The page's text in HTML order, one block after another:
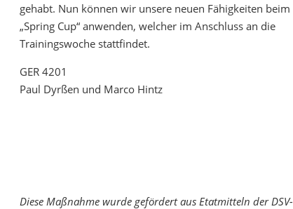
gehabt. Nun können wir unsere neuen Fähigkeiten beim
„Spring Cup“ anwenden, welcher im Anschluss an die
Trainingswoche stattfindet.
GER 4201
Paul Dyrßen und Marco Hintz
Diese Maßnahme wurde gefördert aus Etatmitteln der DSV-